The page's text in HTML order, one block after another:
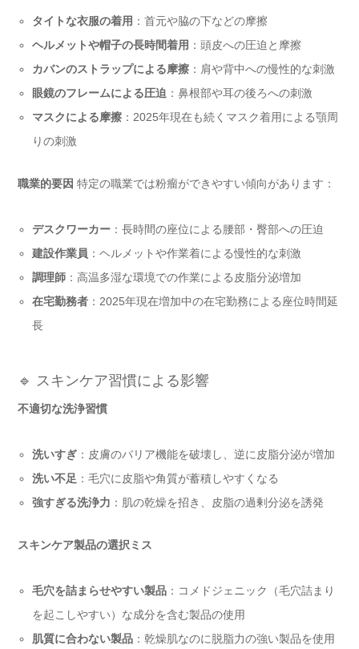
タイトな衣服の着用 ：首元や脇の下などの摩擦
ヘルメットや帽子の長時間着用 ：頭皮への圧迫と摩擦
カバンのストラップによる摩擦 ：肩や背中への慢性的な刺激
眼鏡のフレームによる圧迫 ：鼻根部や耳の後ろへの刺激
マスクによる摩擦 ：2025年現在も続くマスク着用による顎周
りの刺激
職業的要因 特定の職業では粉瘤ができやすい傾向があります：
デスクワーカー ：長時間の座位による腰部・臀部への圧迫
建設作業員 ：ヘルメットや作業着による慢性的な刺激
調理師 ：高温多湿な環境での作業による皮脂分泌増加
在宅勤務者 ：2025年現在増加中の在宅勤務による座位時間延
長
🔹 スキンケア習慣による影響
不適切な洗浄習慣
洗いすぎ ：皮膚のバリア機能を破壊し、逆に皮脂分泌が増加
洗い不足 ：毛穴に皮脂や角質が蓄積しやすくなる
強すぎる洗浄力 ：肌の乾燥を招き、皮脂の過剰分泌を誘発
スキンケア製品の選択ミス
毛穴を詰まらせやすい製品 ：コメドジェニック（毛穴詰まり
を起こしやすい）な成分を含む製品の使用
肌質に合わない製品 ：乾燥肌なのに脱脂力の強い製品を使用